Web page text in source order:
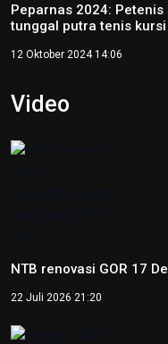
Peparnas 2024:
tunggal putra tenis
12 Oktober 2024 14:06
Video
NTB renovasi GOR 17
22 Juli 2026 21:20